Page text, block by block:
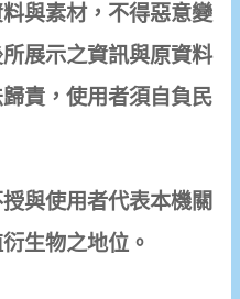
與素材，不得惡意變
展示之資訊與原資料
責，使用者須自負民
與使用者代表本機關
生物之地位。